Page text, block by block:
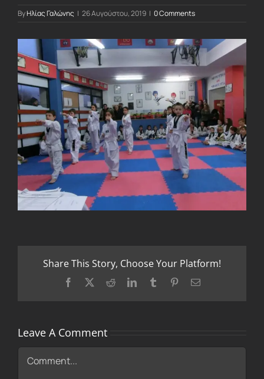
ByΗλίας Γαλώνης | 26 Αυγούστου, 2019 | 0 Comments
Share This Story, Choose Your Platform!
Facebook RedditLinkedInTumblr PinterestEmail
Leave A Comment
Comment